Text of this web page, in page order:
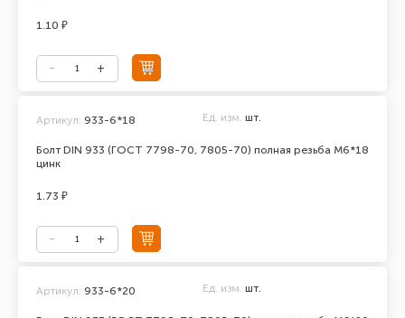
1.10 ₽
Болт DIN 933 (ГОСТ 7798-70, 7805-70) полная резьба М6*18
цинк
Артикул: 933-6*18 Ед. изм. шт.
1.73 ₽
Артикул: 933-6*20 Ед. изм. шт.